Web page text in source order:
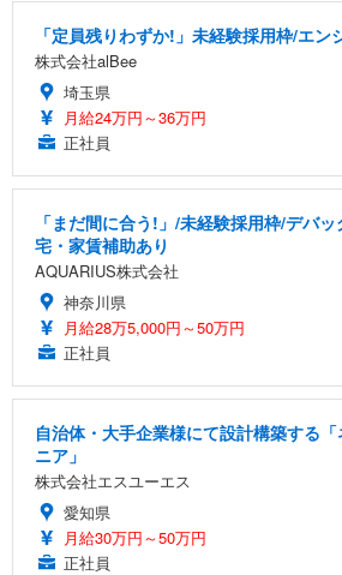
「定員残りわずか!」未経験採用枠/エン
株式会社alBee
埼玉県
月給24万円～36万円
正社員
「まだ間に合う!」/未経験採用枠/デバ
宅・家賃補助あり
AQUARIUS株式会社
神奈川県
月給28万5,000円～50万円
正社員
自治体・大手企業様にて設計構築する
ニア」
株式会社エスユーエス
愛知県
月給30万円～50万円
正社員